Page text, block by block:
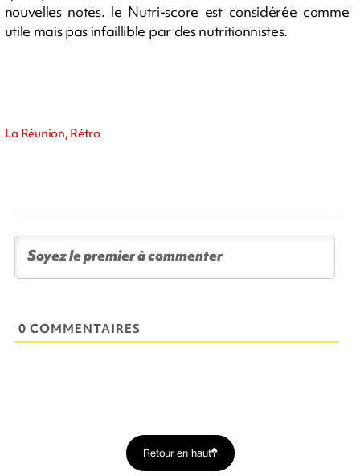
nouvelles notes. le Nutri-score est considérée comme
utile mais pas infaillible par des nutritionnistes.
La Réunion, Rétro
0 COMMENTAIRES
Retour en haut